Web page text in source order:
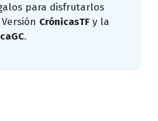
para disfrutarlos
CrónicasTF y la
.